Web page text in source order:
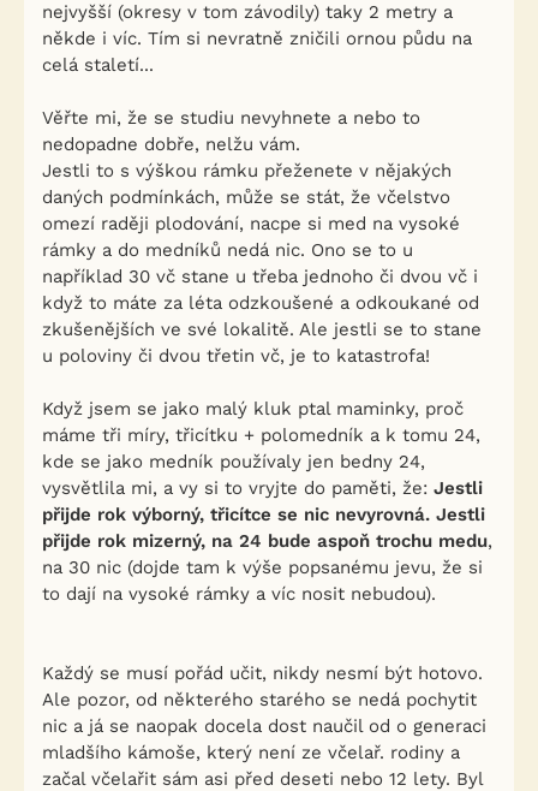
nejvyšší (okresy v tom závodily) taky 2 metry a
někde i víc. Tím si nevratně zničili ornou půdu na
celá staletí...
Věřte mi, že se studiu nevyhnete a nebo to
nedopadne dobře, nelžu vám.
Jestli to s výškou rámku přeženete v nějakých
daných podmínkách, může se stát, že včelstvo
omezí raději plodování, nacpe si med na vysoké
rámky a do medníků nedá nic. Ono se to u
například 30 vč stane u třeba jednoho či dvou vč i
když to máte za léta odzkoušené a odkoukané od
zkušenějších ve své lokalitě. Ale jestli se to stane
u poloviny či dvou třetin vč, je to katastrofa!
Když jsem se jako malý kluk ptal maminky, proč
máme tři míry, třicítku + polomedník a k tomu 24,
kde se jako medník používaly jen bedny 24,
vysvětlila mi, a vy si to vryjte do paměti, že: Jestli
přijde rok výborný, třicítce se nic nevyrovná. Jestli
přijde rok mizerný, na 24 bude aspoň trochu medu,
na 30 nic (dojde tam k výše popsanému jevu, že si
to dají na vysoké rámky a víc nosit nebudou).
Každý se musí pořád učit, nikdy nesmí být hotovo.
Ale pozor, od některého starého se nedá pochytit
nic a já se naopak docela dost naučil od o generaci
mladšího kámoše, který není ze včelař. rodiny a
začal včelařit sám asi před deseti nebo 12 lety. Byl